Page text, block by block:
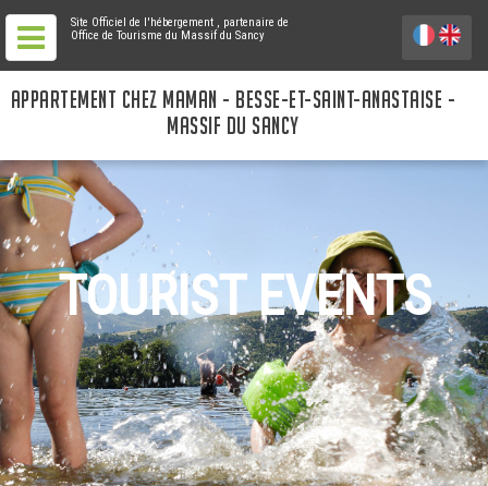
Site Officiel de l'hébergement , partenaire de
Office de Tourisme du Massif du Sancy
APPARTEMENT CHEZ MAMAN - BESSE-ET-SAINT-ANASTAISE -
MASSIF DU SANCY
TOURIST EVENTS